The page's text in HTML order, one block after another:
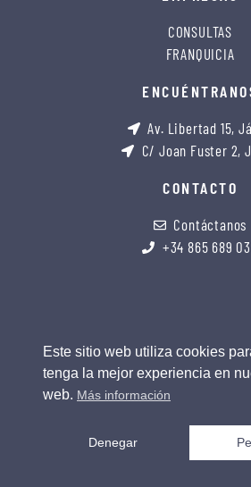
CONSULTAS
FRANQUICIA
Av. Libertad 15,
C/ Joan Fuster 2,
CONTACTO
Contáctanos
+34 865 689
copyright 2026 © all rights
Este sitio web utiliza cookies
tenga la mejor experiencia en
web. Más información
Denegar